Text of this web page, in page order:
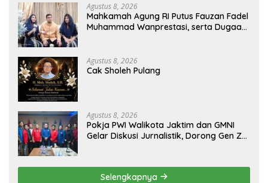
Agustus 8, 2026
Mahkamah Agung RI Putus Fauzan Fadel
Muhammad Wanprestasi, serta Dugaan
Agustus 8, 2026
Cak Sholeh Pulang
Agustus 8, 2026
Pokja PWI Walikota Jaktim dan GMNI
Gelar Diskusi Jurnalistik, Dorong Gen Z
Selengkapnya